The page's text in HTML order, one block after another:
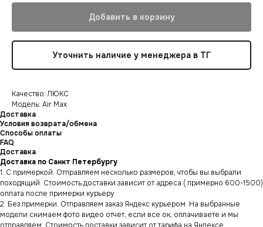
Добавить в корзину
Уточнить наличие у менеджера в ТГ
Качество: ЛЮКС
Модель: Air Max
Доставка
Условия возврата/обмена
Способы оплаты
FAQ
Доставка
Доставка по Санкт Петербургу
1. С примеркой. Отправляем несколько размеров, чтобы вы выбрали
походящий. Стоимость доставки зависит от адреса.( примерно 600-1500)
оплата после примерки курьеру
2. Без примерки. Отправляем заказ Яндекс курьером. На выбранные
модели снимаем фото видео отчет, если все ок, оплачиваете и мы